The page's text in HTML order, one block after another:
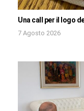
Una call per il logo
7 Agosto 2026